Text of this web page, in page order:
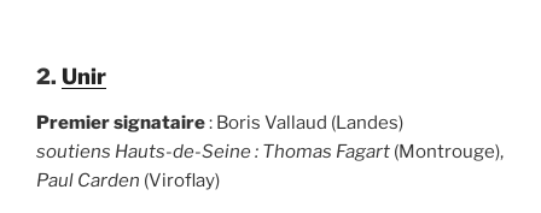
2. Unir
Premier signataire: Boris Vallaud (Landes)
soutiens Hauts-de-Seine : Thomas Fagart (Montrouge),
Paul Carden (Viroflay)